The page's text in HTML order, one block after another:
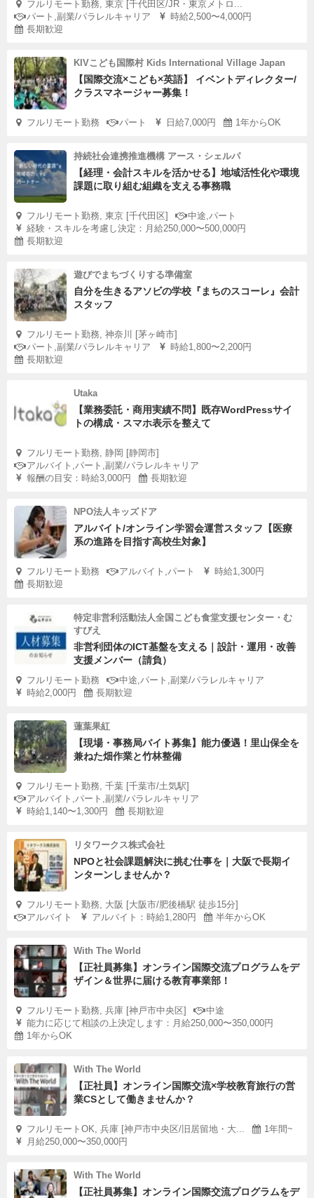
フルリモート勤務, 東京 [千代田区/JR・東京メトロ...
パート,副業/パラレルキャリア
時給2,500〜4,000円
長期歓迎
KIVこども国際村 Kids International Village Japan
【国際交流×こども×英語】 イベントディレクター/
クラスマネージャー募集！
フルリモート勤務 パート 日給7,000円 1年からOK
持続社会連携推進機構 アース・シェルパ
【経理・会計スキルを活かせる】地域活性化や環境
課題に取り組む組織を支える事務職
フルリモート勤務, 東京 [千代田区]
中途,パート
経験・スキルを考慮し決定：月給250,000〜500,000円
長期歓迎
遊びでまちづくりする準備室
自分を生きるアソビの学校『まちのスコーレ』会計
スタッフ
フルリモート勤務, 神奈川 [茅ヶ崎市]
パート,副業/パラレルキャリア
時給1,800〜2,200円
長期歓迎
Utaka
【業務委託・商用実績不問】既存WordPressサイ
トの構成・スマホ表示を整えて
フルリモート勤務, 静岡 [静岡市]
アルバイト,パート,副業/パラレルキャリア
報酬の目安：時給3,000円
長期歓迎
NPO法人キッズドア
アルバイト/オンライン学習会運営スタッフ【医療
系の進路を目指す高校生対象】
フルリモート勤務 アルバイト,パート
時給1,300円
長期歓迎
特定非営利活動法人全国こども食堂支援センター・む
すびえ
非営利団体のICT基盤を支える｜設計・運用・改善
支援メンバー（請負）
フルリモート勤務
中途,パート,副業/パラレルキャリア
時給2,000円
長期歓迎
蓮葉果紅
【現場・事務局バイト募集】能力優遇！里山保全を
兼ねた畑作業と竹林整備
フルリモート勤務, 千葉 [千葉市/土気駅]
アルバイト,パート,副業/パラレルキャリア
時給1,140〜1,300円
長期歓迎
リタワークス株式会社
NPOと社会課題解決に挑む仕事を｜大阪で長期イ
ンターンしませんか？
フルリモート勤務, 大阪 [大阪市/肥後橋駅 徒歩15分]
アルバイト
アルバイト：時給1,280円 半年からOK
With The World
【正社員募集】オンライン国際交流プログラムをデ
ザイン＆世界に届ける教育事業部！
フルリモート勤務, 兵庫 [神戸市中央区]
中途
能力に応じて相談の上決定します：月給250,000〜350,000円
1年からOK
With The World
【正社員】オンライン国際交流×学校教育旅行の営
業CSとして働きませんか？
フルリモートOK, 兵庫 [神戸市中央区/旧居留地・大...
1年間~
月給250,000〜350,000円
With The World
【正社員募集】オンライン国際交流プログラムをデ